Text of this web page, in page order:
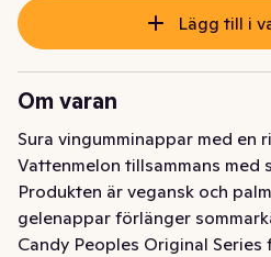
Lägg till i
Om varan
Sura vingumminappar med en
Vattenmelon tillsammans med
Produkten är vegansk och
gelenappar förlänger
Candy Peoples Original